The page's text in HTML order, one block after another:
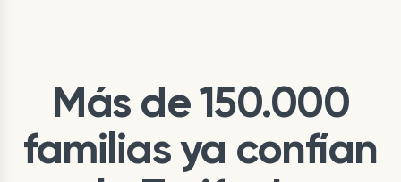
Más de 150.000
familias ya confían